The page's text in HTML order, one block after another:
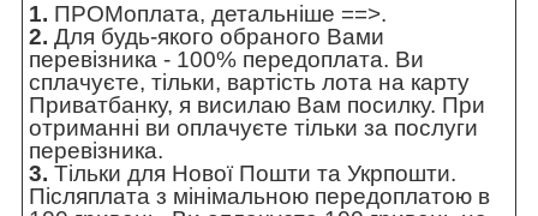
1. ПРОМоплата, детальніше ==>.
2. Для будь-якого обраного Вами
перевізника - 100% передоплата. Ви
сплачуєте, тільки, вартість лота на карту
Приватбанку, я висилаю Вам посилку. При
отриманні ви оплачуєте тільки за послуги
перевізника.
3. Тільки для Нової Пошти та Укрпошти.
Післяплата з мінімальною передоплатою в